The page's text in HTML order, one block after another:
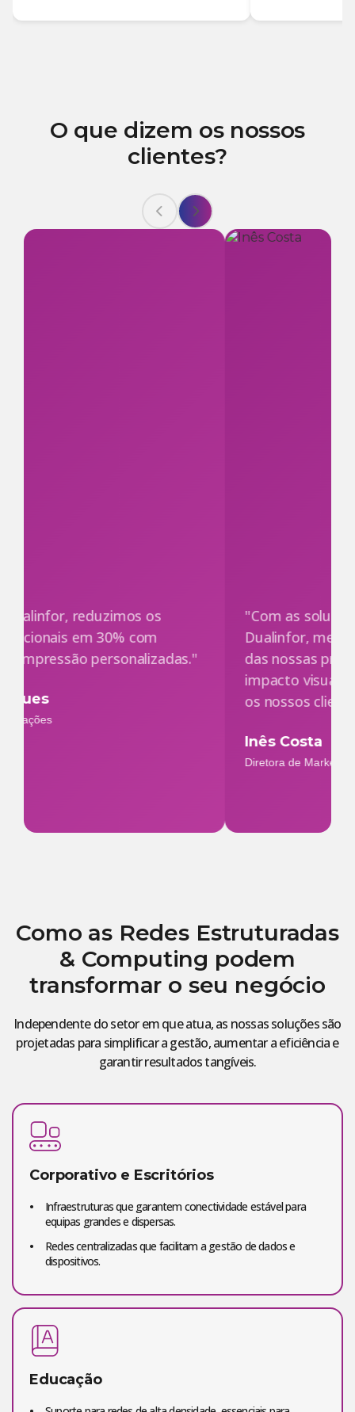
O que dizem os nossos
clientes?
 
"Com as soluções Unibind Peleman da
Dualinfor, melhorámos a apresentação
das nossas propostas comerciais. O
impacto visual fez toda a diferença para
os nossos clientes."
Como as Redes Estruturadas
& Computing podem
transformar o seu negócio
Independente do setor em que atua, as nossas soluções são
projetadas para simplificar a gestão, aumentar a eficiência e
garantir resultados tangíveis.
Corporativo e Escritórios
Infraestruturas que garantem conectividade estável para
equipas grandes e dispersas.
Redes centralizadas que facilitam a gestão de dados e
dispositivos.
Educação